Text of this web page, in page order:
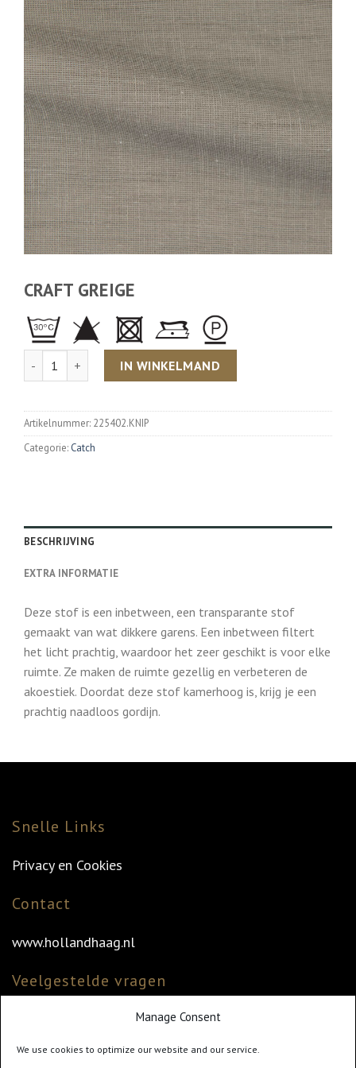
Manage Consent
We use cookies to optimize our website and our service.
CRAFT GREIGE
Aantal IN WINKELMAND
Artikelnummer: 225402.KNIP
Categorie: Catch
BESCHRIJVING
EXTRA INFORMATIE
Deze stof is een inbetween, een transparante stof
gemaakt van wat dikkere garens. Een inbetween filtert
het licht prachtig, waardoor het zeer geschikt is voor elke
ruimte. Ze maken de ruimte gezellig en verbeteren de
akoestiek. Doordat deze stof kamerhoog is, krijg je een
prachtig naadloos gordijn.
Snelle Links
Privacy en Cookies
Contact
www.hollandhaag.nl
Veelgestelde vragen
Veelgestelde vragen